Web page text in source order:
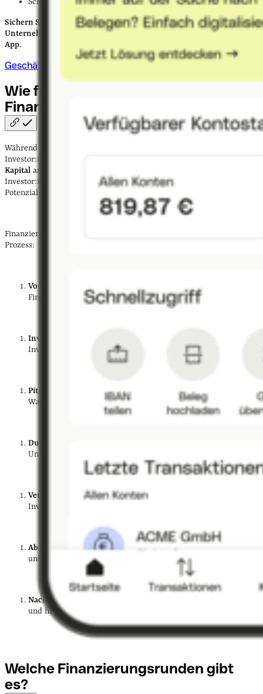
Schnelles
Wachstum finanzieren und skalieren möchten
Sichern Sie sich die Finanzierung, die ideal zu den Ansprüchen Ihres
Unternehmens passt – zentral und übersichtlich direkt in der Qonto
App.
Geschäftskredit beantragen
Wie funktionieren
Finanzierungsrunden?
Während des Prozesses der Finanzierungsrunde bieten Start-ups den
Investor:innen in der Regel
Kapital an. Die Bewertung des Unternehmens und der Anteil, den
Investor:innen erhalten, variieren je nach Entwicklungsphase und
Potenzial des Start-ups.
Finanzierungsrunden folgen in der Regel einem strukturierten
Prozess:
Vorbereitung : Das Start-up erstellt einen Businessplan
Finanzprognosen und einPitch Deck.
Investorensuche
Investor:innen und nehmen Kontakt auf.
Pitch
: Das Unternehmen präsentiert seine Geschäftsidee und
Wachstumspläne vor Investoren.
Due Diligence
Unternehmen gründlich.
Verhandlungen: Bedingungen wie Bewertung und
Investitionssumme werden ausgehandelt.
Abschluss
: Bei Einigung werden rechtliche Dokumente
unterzeichnet und das Kapital überwiesen.
Nachbereitung
und hält Investor:innen auf dem Laufenden.
Welche Finanzierungsrunden gibt
es?